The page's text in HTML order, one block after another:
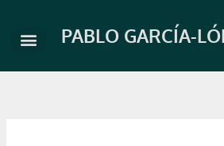
contenido
PABLO GARCÍA-